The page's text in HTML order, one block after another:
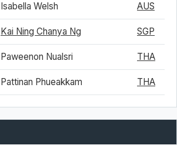
Isabella Welsh AUS
Kai Ning Chanya Ng SGP
Paweenon Nualsri THA
Pattinan Phueakkam THA